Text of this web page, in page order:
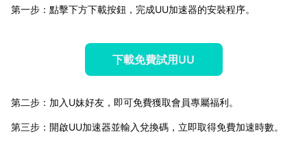
第一步：點擊下方下載按鈕，完成UU加速器的安裝程序。
下載免費試用UU
第二步：加入U妹好友，即可免費獲取會員專屬福利。
第三步：開啟UU加速器並輸入兌換碼，立即取得免費加速時數。